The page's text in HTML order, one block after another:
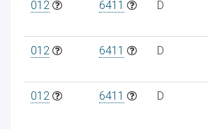
012 6411 D
012 6411 D
012 6411 D